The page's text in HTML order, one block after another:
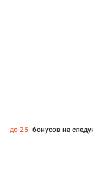
до 25 бонусов на